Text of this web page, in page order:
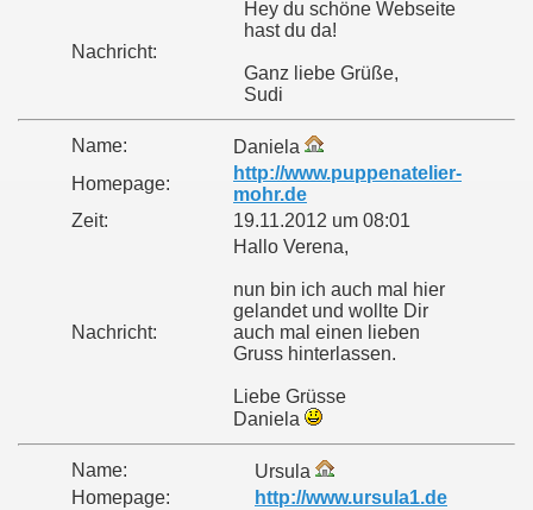
Nachricht:
Hey du schöne Webseite
hast du da!
Ganz liebe Grüße,
Sudi
Name:
Daniela
Homepage:
http://www.puppenatelier-
mohr.de
Zeit:
19.11.2012 um 08:01
Nachricht:
Hallo Verena,
nun bin ich auch mal hier
gelandet und wollte Dir
auch mal einen lieben
Gruss hinterlassen.
Liebe Grüsse
Daniela
Name:
Ursula
Homepage:
http://www.ursula1.de